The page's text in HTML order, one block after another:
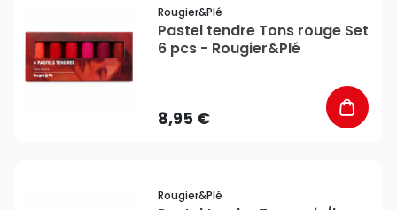
Rougier&plé
Pastel tendre Tons rouge Set
6 pcs - Rougier&Plé
8,95 €
Rougier&plé